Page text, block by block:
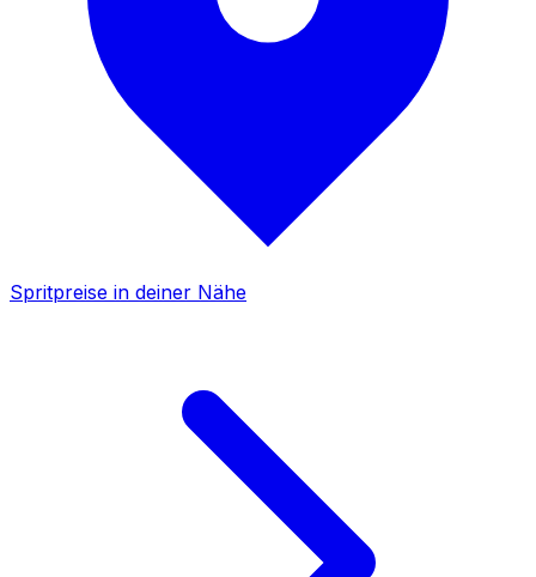
Spritpreise in deiner Nähe